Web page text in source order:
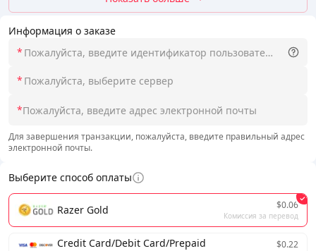
Информация о заказе
*
*
*
Для завершения транзакции, пожалуйста, введите правильный адрес
электронной почты.
Выберите способ оплаты
Razer Gold $0.06
Комиссия за перевод
Credit Card/Debit Card/Prepaid
$0.22